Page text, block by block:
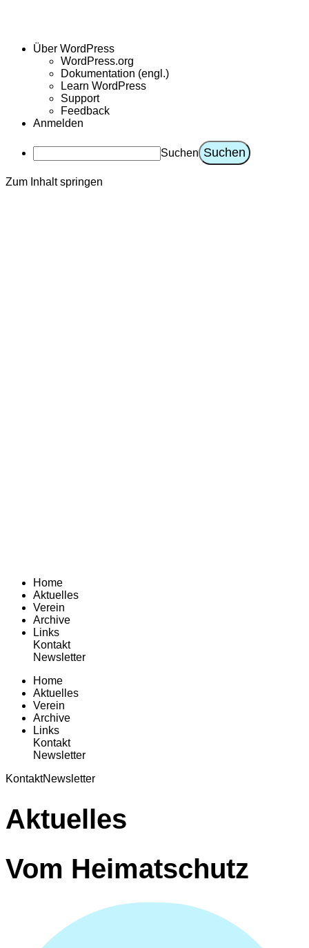
Über WordPress
WordPress.org
Dokumentation (engl.)
Learn WordPress
Support
Feedback
Anmelden
Suchen
Zum Inhalt springen
Home
Aktuelles
Verein
Archive
Links
Kontakt
Newsletter
Home
Aktuelles
Verein
Archive
Links
Kontakt
Newsletter
KontaktNewsletter
Aktuelles
Vom Heimatschutz